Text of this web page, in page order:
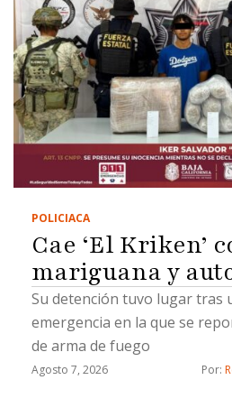
POLICIACA
Cae ‘El Kriken’
mariguana y
Su detención tuvo lugar tras
emergencia en la que se
de arma de fuego
Agosto 7, 2026 Por: